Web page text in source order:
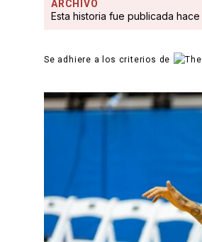
ARCHIVO
Esta historia fue publicada hace
Se adhiere a los criterios de